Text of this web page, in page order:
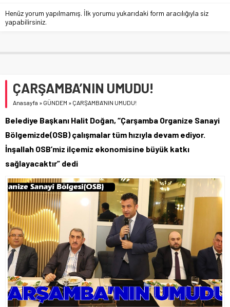
Henüz yorum yapılmamış. İlk yorumu yukarıdaki form aracılığıyla siz
yapabilirsiniz.
ÇARŞAMBA’NIN UMUDU!
Anasayfa » GÜNDEM » ÇARŞAMBA’NIN UMUDU!
Belediye Başkanı Halit Doğan, “Çarşamba Organize Sanayi
Bölgemizde(OSB) çalışmalar tüm hızıyla devam ediyor.
İnşallah OSB’miz ilçemiz ekonomisine büyük katkı
sağlayacaktır” dedi